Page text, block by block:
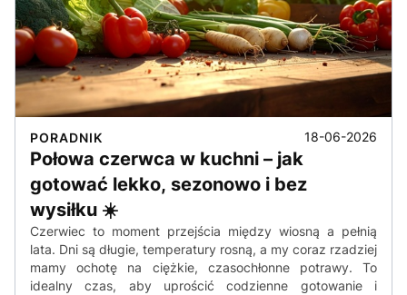
PORADNIK 18-06-2026
Połowa czerwca w kuchni – jak
gotować lekko, sezonowo i bez
wysiłku ☀️
Czerwiec to moment przejścia między wiosną a pełnią
lata. Dni są długie, temperatury rosną, a my coraz rzadziej
mamy ochotę na ciężkie, czasochłonne potrawy. To
idealny czas, aby uprościć codzienne gotowanie i